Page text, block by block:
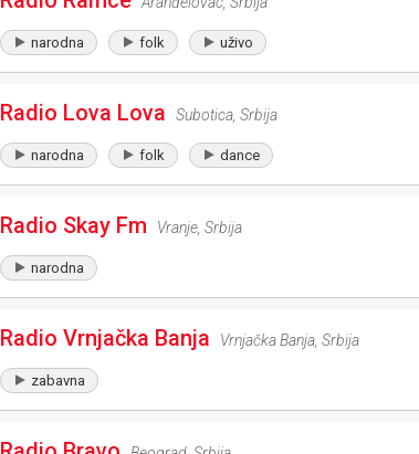
narodna folk uživo
Radio Lova Lova Subotica Srbija
narodna folk dance
Radio Skay Fm Vranje Srbija
narodna
Radio Vrnjačka Banja Vrnjačka Banja Srbija
zabavna